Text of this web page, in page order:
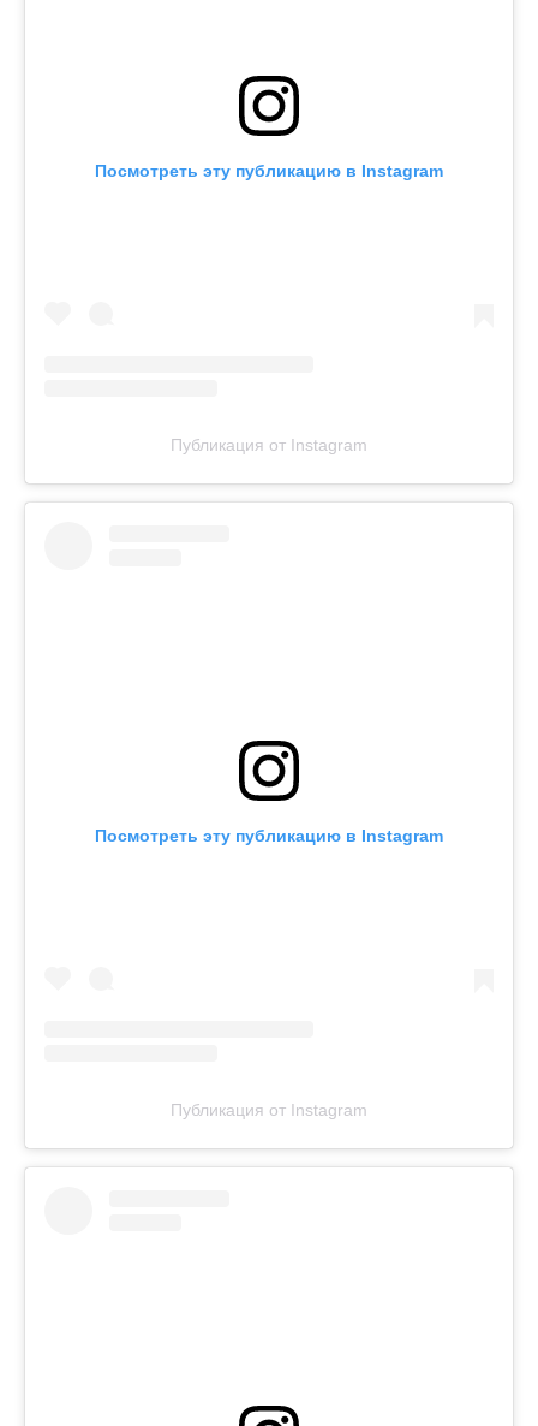
Посмотреть эту публикацию в Instagram
Публикация от Instagram
Посмотреть эту публикацию в Instagram
Публикация от Instagram